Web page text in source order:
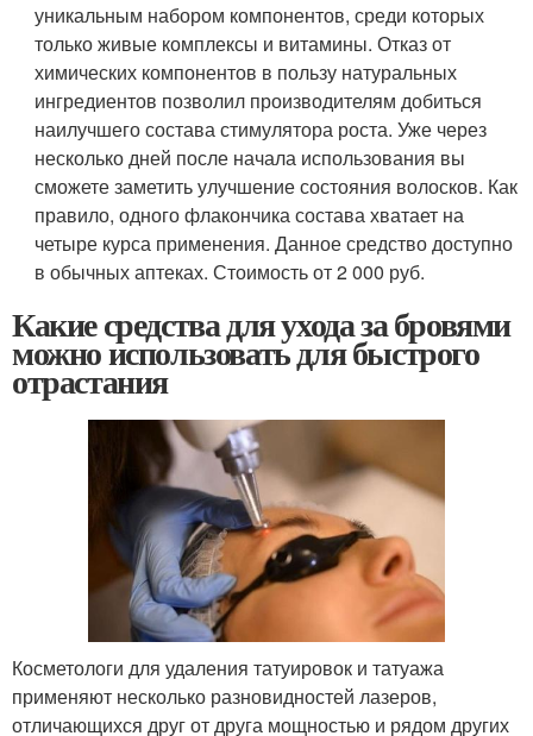
уникальным набором компонентов, среди которых
только живые комплексы и витамины. Отказ от
химических компонентов в пользу натуральных
ингредиентов позволил производителям добиться
наилучшего состава стимулятора роста. Уже через
несколько дней после начала использования вы
сможете заметить улучшение состояния волосков. Как
правило, одного флакончика состава хватает на
четыре курса применения. Данное средство доступно
в обычных аптеках. Стоимость от 2 000 руб.
Какие средства для ухода за бровями
можно использовать для быстрого
отрастания
Косметологи для удаления татуировок и татуажа
применяют несколько разновидностей лазеров,
отличающихся друг от друга мощностью и рядом других